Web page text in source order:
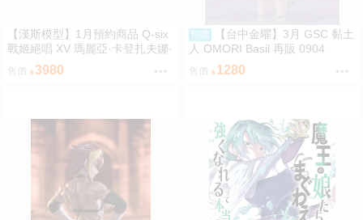
【漢斯模型】1月預約商品 Q-six
戰姬絕唱 XV 瑪麗亞·卡登扎夫娜·
伊芙 通常版 油光版 1/7 PVC
3980
預購
【台中金曜】3月 GSC 黏土
人 OMORI Basil 再販 0904
1280